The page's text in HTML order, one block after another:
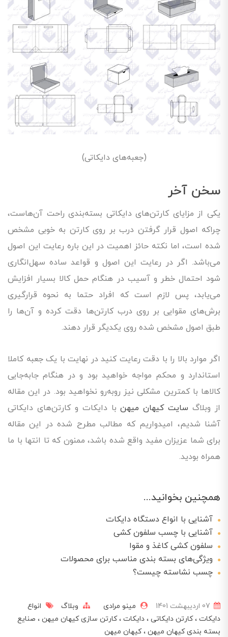
(جعبه‌های دایکاتی)
سخن آخر
یکی از مزایای کارتن‌های دایکاتی بسته‌بندی راحت آن‌هاست،
چراکه اصول قرار گرفتن درب بر روی کارتن به خوبی مشخص
شده است، اما نکته حائز اهمیت در این باره رعایت این اصول
می‌باشد. اگر در رعایت این اصول و قواعد ساده سهل‌انگاری
شود احتمال خطر و آسیب در هنگام حمل کالا بسیار افزایش
می‌یابد، پس لازم است که افراد حتما به نحوه قرارگیری
برش‌های مقوایی بر روی درب کارتن‌ها دقت کرده و آن‌ها را
طبق اصول مشخص شده روی یکدیگر قرار دهند.
اگر موارد بالا را با دقت رعایت کنید در نهایت با یک جعبه کاملا
استاندارد و محکم مواجه خواهید بود و در هنگام جابه‌جایی
کالاها با کمترین مشکلی نیز روبه‌رو نخواهید بود. در این مقاله
از وبلاگ سایت کیهان میهنبا دایکات و کارتن‌های دایکاتی
آشنا شدیم، امیدواریم که مطالب مطرح شده در این مقاله
برای شما عزیزان مفید واقع شده باشد، ممنون که تا انتها با ما
همراه بودید.
همچنین بخوانید...
آشنایی با انواع دستگاه دایکات
آشنایی با چسب سلفون کشی
سلفون کشی کاغذ و مقوا
ویژگی‌های بسته بندی مناسب برای محصولات
چسب نشاسته چیست؟
مینو مرادی وبلاگ
انواع
دایکات
کارتن دایکاتی دایکات کارتن سازی کیهان میهن
صنایع
بسته بندی کیهان میهن
کیهان میهن